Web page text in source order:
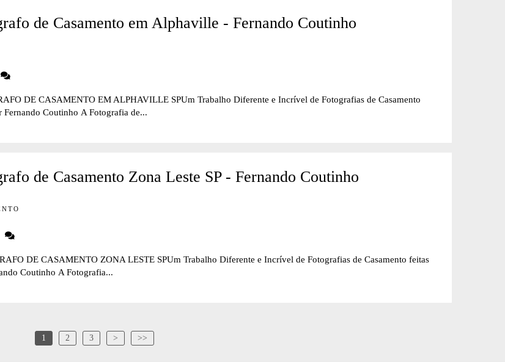
de Casamento em Alphaville - Fernando Coutinho
DE CASAMENTO EM ALPHAVILLE SPUm Trabalho Diferente e Incrível de Fotografias de Casamento
Fernando Coutinho A Fotografia de...
de Casamento Zona Leste SP - Fernando Coutinho
DE CASAMENTO ZONA LESTE SPUm Trabalho Diferente e Incrível de Fotografias de Casamento feitas
Coutinho A Fotografia...
1 2 3 > >>